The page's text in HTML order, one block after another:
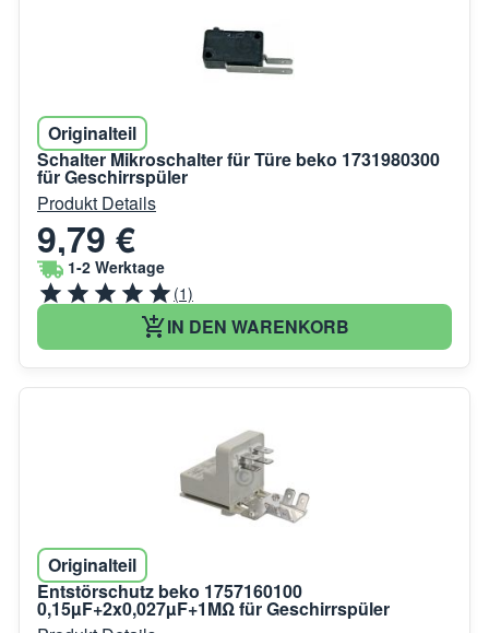
Originalteil
Schalter Mikroschalter für Türe beko 1731980300
für Geschirrspüler
Produkt Details
9,79 €
1-2 Werktage
(1)
IN DEN WARENKORB
Originalteil
Entstörschutz beko 1757160100
0,15µF+2x0,027µF+1MΩ für Geschirrspüler